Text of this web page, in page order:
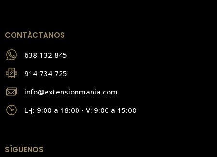
CONTÁCTANOS
638 132 845
914 734 725
info@extensionmania.com
L-J: 9:00 a 18:00 • V: 9:00 a 15:00
SÍGUENOS